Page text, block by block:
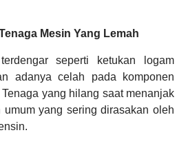
Mesin Yang Lemah
seperti ketukan logam
adanya celah pada komponen
yang hilang saat menanjak
yang sering dirasakan oleh